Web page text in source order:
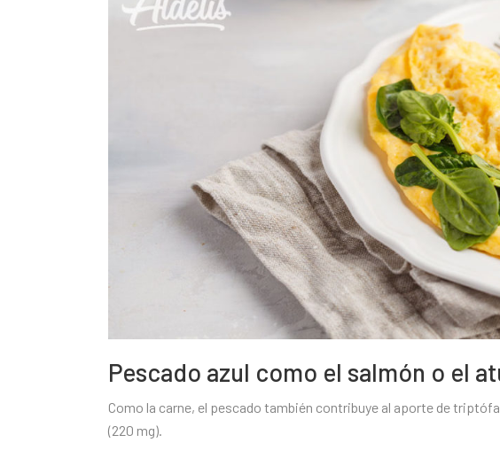
Pescado azul como el salmón o el
Como la carne, el pescado también contribuye al aporte de
(220 mg).